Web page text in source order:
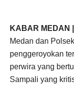
KABAR MEDAN |
Medan dan
penggeroyokan
perwira yang
Sampali yang